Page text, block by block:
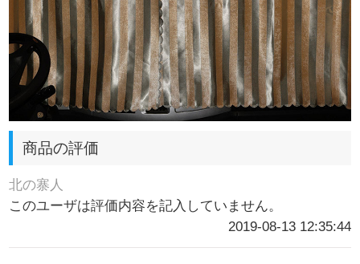
商品の評価
北の寨人
このユーザは評価内容を記入していません。
2019-08-13 12:35:44